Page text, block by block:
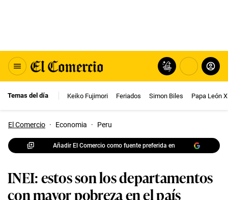
Temas del día Keiko Fujimori Feriados Simon Biles Papa León
El Comercio · Economia · Peru
Añadir El Comercio como fuente preferida en
INEI: estos son los departamentos
con mayor pobreza en el país